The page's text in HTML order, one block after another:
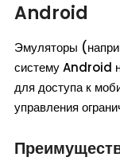
Android
Эмуляторы
систему Android
для доступа к
управления